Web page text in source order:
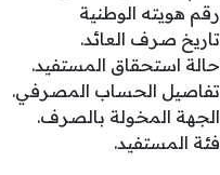
رقم هويته الوطنية
تاريخ صرف العائد.
حالة استحقاق المستفيد.
تفاصيل الحساب المصرفي.
الجهة المخولة بالصرف.
فئة المستفيد.